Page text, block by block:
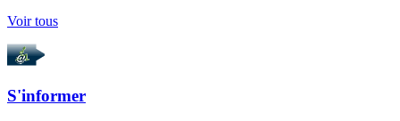
Voir tous
S'informer